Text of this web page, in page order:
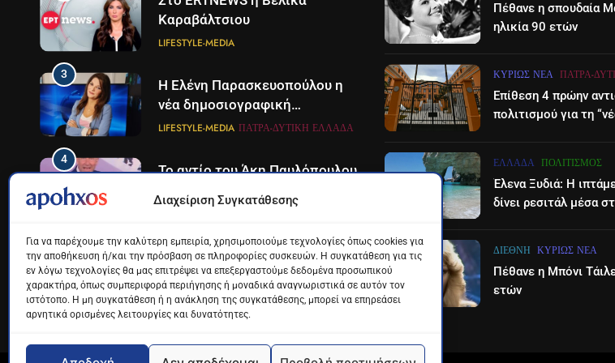
Διαχείριση Συγκατάθεσης
Για να παρέχουμε την καλύτερη εμπειρία, χρησιμοποιούμε τεχνολογίες όπως cookies για
την αποθήκευση ή/και την πρόσβαση σε πληροφορίες συσκευών. Η συγκατάθεση για τις
εν λόγω τεχνολογίες θα μας επιτρέψει να επεξεργαστούμε δεδομένα προσωπικού
χαρακτήρα, όπως συμπεριφορά περιήγησης ή μοναδικά αναγνωριστικά σε αυτόν τον
ιστότοπο. Η μη συγκατάθεση ή η ανάκληση της συγκατάθεσης, μπορεί να επηρεάσει
αρνητικά ορισμένες λειτουργίες και δυνατότητες.
Καραβάλτσιου
LIFESTYLE-MEDIA
3
Η Ελένη Παρασκευοπούλου η
νέα δημοσιογραφική
προσθήκη του ΣΚΑΪ στην
LIFESTYLE-MEDIA ΠΆΤΡΑ-ΔΥΤΙΚΉ ΕΛΛΆΔΑ
4
Το αντίο του Άκη Παυλόπουλου
5
Ο Παναγιώτης Στάθης στο
«τιμόνι» του κεντρικού
δελτίου ειδήσεων της ΕΡΤ
LIFESTYLE-MEDIA
Στον ΑΝΤ1 η Σία Κοσιώνη- Η
Πέθανε η σπουδαία
ηλικία 90 ετών
ΚΥΡΊΩΣ ΝΈΑ ΠΆΤΡΑ-
Επίθεση 4 πρώην
πολιτισμού για τη
ΕΛΛΆΔΑ ΠΟΛΙΤΙΣΜΌΣ
Έλενα Ξυδιά: Η
δίνει ρεσιτάλ μέσα
ΔΙΕΘΝΉ ΚΥΡΊΩΣ ΝΈΑ
Πέθανε η Μπόνι
ετών